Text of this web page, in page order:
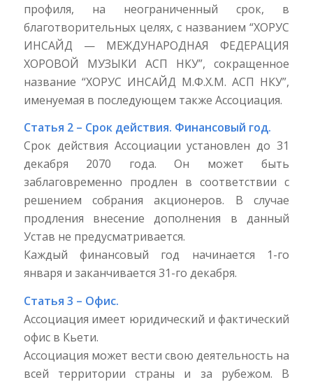
профиля, на неограниченный срок, в
благотворительных целях, с названием “ХОРУС
ИНСАЙД — МЕЖДУНАРОДНАЯ ФЕДЕРАЦИЯ
ХОРОВОЙ МУЗЫКИ АСП НКУ”, сокращенное
название “ХОРУС ИНСАЙД М.Ф.Х.М. АСП НКУ”,
именуемая в последующем также Ассоциация.
Статья 2 – Срок действия. Финансовый год.
Срок действия Ассоциации установлен до 31
декабря 2070 года. Он может быть
заблаговременно продлен в соответствии с
решением собрания акционеров. В случае
продления внесение дополнения в данный
Устав не предусматривается.
Каждый финансовый год начинается 1-го
января и заканчивается 31-го декабря.
Статья 3 – Офис.
Ассоциация имеет юридический и фактический
офис в Кьети.
Ассоциация может вести свою деятельность на
всей территории страны и за рубежом. В